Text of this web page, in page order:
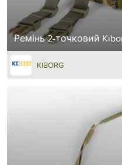
Ремінь 2-точковий
KIBORG